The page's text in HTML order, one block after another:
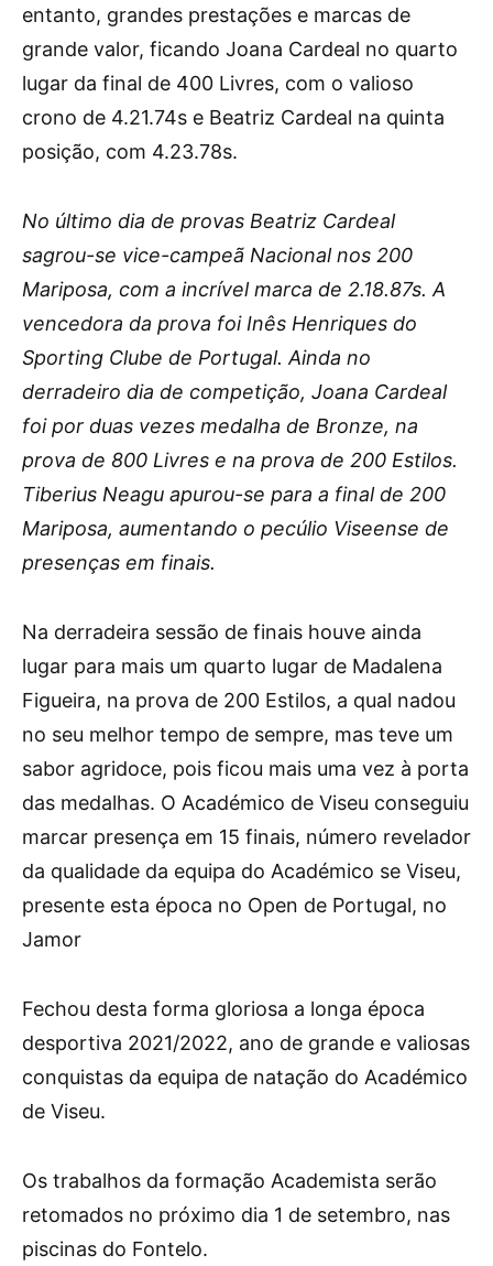
entanto, grandes prestações e marcas de
grande valor, ficando Joana Cardeal no quarto
lugar da final de 400 Livres, com o valioso
crono de 4.21.74s e Beatriz Cardeal na quinta
posição, com 4.23.78s.
No último dia de provas Beatriz Cardeal
sagrou-se vice-campeã Nacional nos 200
Mariposa, com a incrível marca de 2.18.87s. A
vencedora da prova foi Inês Henriques do
Sporting Clube de Portugal. Ainda no
derradeiro dia de competição, Joana Cardeal
foi por duas vezes medalha de Bronze, na
prova de 800 Livres e na prova de 200 Estilos.
Tiberius Neagu apurou-se para a final de 200
Mariposa, aumentando o pecúlio Viseense de
presenças em finais.
Na derradeira sessão de finais houve ainda
lugar para mais um quarto lugar de Madalena
Figueira, na prova de 200 Estilos, a qual nadou
no seu melhor tempo de sempre, mas teve um
sabor agridoce, pois ficou mais uma vez à porta
das medalhas. O Académico de Viseu conseguiu
marcar presença em 15 finais, número revelador
da qualidade da equipa do Académico se Viseu,
presente esta época no Open de Portugal, no
Jamor
Fechou desta forma gloriosa a longa época
desportiva 2021/2022, ano de grande e valiosas
conquistas da equipa de natação do Académico
de Viseu.
Os trabalhos da formação Academista serão
retomados no próximo dia 1 de setembro, nas
piscinas do Fontelo.